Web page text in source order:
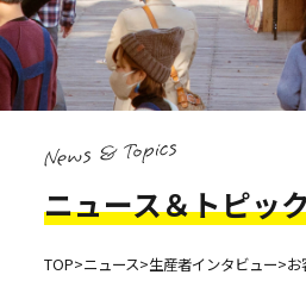
News & Topics
ニュース＆トピッ
TOP>ニュース>生産者インタビュー>お